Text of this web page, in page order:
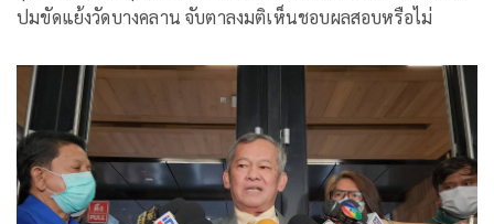
ปมขัดแย้งวัดบางคลาน จับตาลงมติเห็นชอบผลสอบหรือไม่